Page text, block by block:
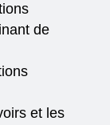
de
et les